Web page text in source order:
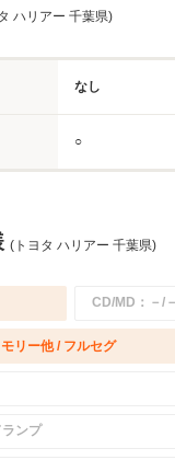
ハリアー 千葉県)
なし
○
(トヨタ ハリアー 千葉県)
CD/MD：－/－
リー他 / フルセグ
ンプ